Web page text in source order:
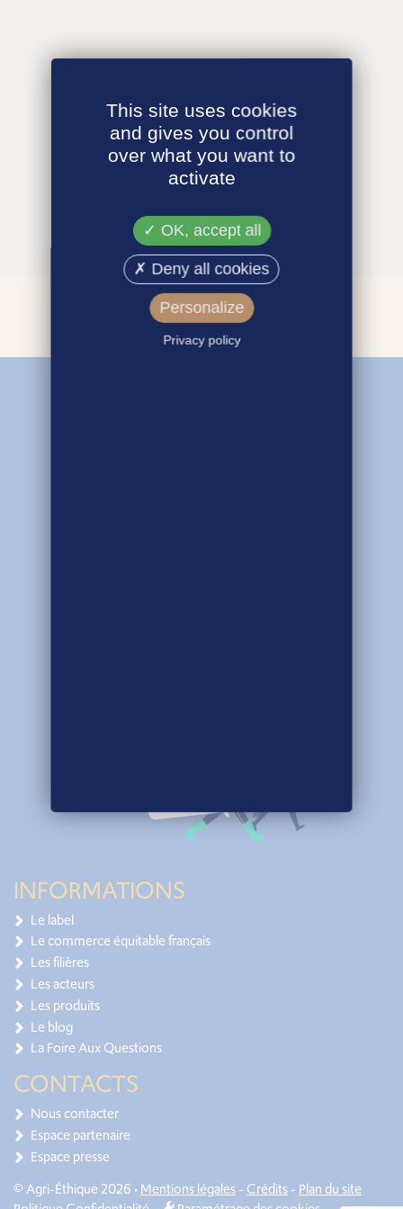
INFORMATIONS
Le label
Le commerce équitable français
Les filières
Les acteurs
Les produits
Le blog
La Foire Aux Questions
CONTACTS
Nous contacter
Espace partenaire
Espace presse
© Agri-Éthique 2026 •Mentions légales- Crédits- Plan du site
This site uses cookies
and gives you control
over what you want to
activate
OK, accept all
Deny all cookies
Personalize
Privacy policy